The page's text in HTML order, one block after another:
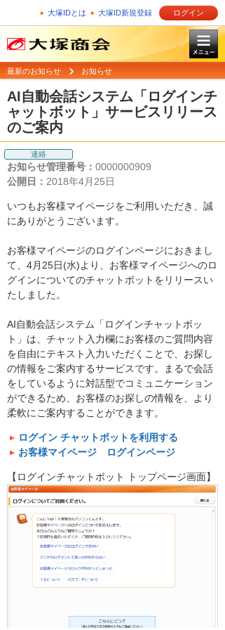
大塚IDとは 大塚ID新規登録 ログイン
最新のお知らせ お知らせ
AI自動会話システム「ログインチ
ャットボット」サービスリリース
のご案内
連絡
お知らせ管理番号： 0000000909
公開日： 2018年4月25日
いつもお客様マイページをご利用いただき、誠
にありがとうございます。
お客様マイページのログインページにおきまし
て、4月25日(水)より、お客様マイページへのロ
グインについてのチャットボットをリリースい
たしました。
AI自動会話システム「ログインチャットボッ
ト」は、チャット入力欄にお客様のご質問内容
を自由にテキスト入力いただくことで、お探し
の情報をご案内するサービスです。まるで会話
をしているように対話型でコミュニケーション
ができるため、お客様のお探しの情報を、より
柔軟にご案内することができます。
ログイン チャットボットを利用する
お客様マイページ ログインページ
【ログインチャットボット トップページ画面】